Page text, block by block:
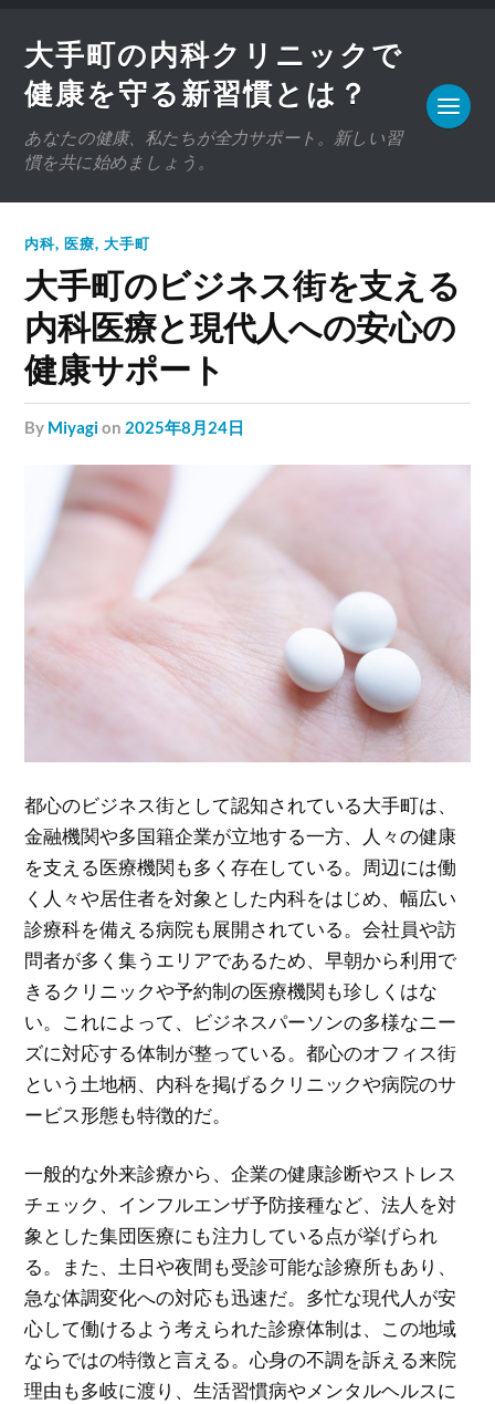
大手町の内科クリニックで
健康を守る新習慣とは？
あなたの健康、私たちが全力サポート。新しい習
慣を共に始めましょう。
内科, 医療,大手町
大手町のビジネス街を支える
内科医療と現代人への安心の
健康サポート
by Miyagion 2025年8月24日
都心のビジネス街として認知されている大手町は、
金融機関や多国籍企業が立地する一方、人々の健康
を支える医療機関も多く存在している。 周辺には働
く人々や居住者を対象とした内科をはじめ、幅広い
診療科を備える病院も展開されている。会社員や訪
問者が多く集うエリアであるため、早朝から利用で
きるクリニックや予約制の医療機関も珍しくはな
い。これによって、ビジネスパーソンの多様なニー
ズに対応する体制が整っている。都心のオフィス街
という土地柄、内科を掲げるクリニックや病院のサ
ービス形態も特徴的だ。
一般的な外来診療から、企業の健康診断やストレス
チェック、インフルエンザ予防接種など、法人を対
象とした集団医療にも注力している点が挙げられ
る。また、土日や夜間も受診可能な診療所もあり、
急な体調変化への対応も迅速だ。多忙な現代人が安
心して働けるよう考えられた診療体制は、この地域
ならではの特徴と言える。心身の不調を訴える来院
理由も多岐に渡り、生活習慣病やメンタルヘルスに